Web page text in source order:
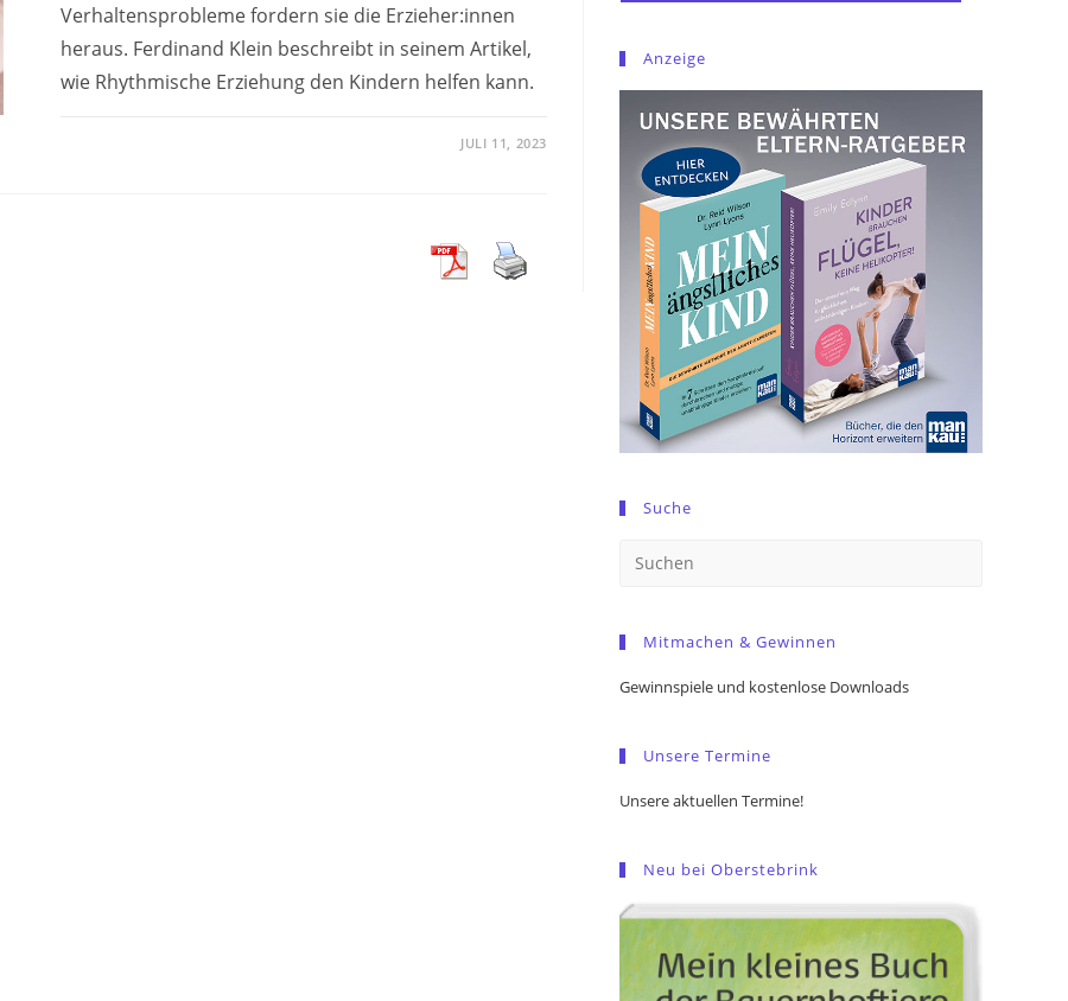
Verhaltensprobleme fordern sie die Erzieher:innen
heraus. Ferdinand Klein beschreibt in seinem Artikel,
wie Rhythmische Erziehung den Kindern helfen kann.
JULI 11, 2023
Anzeige
Suche
Mitmachen & Gewinnen
Gewinnspiele und kostenlose Downloads
Unsere Termine
Unsere aktuellen Termine!
Neu bei Oberstebrink